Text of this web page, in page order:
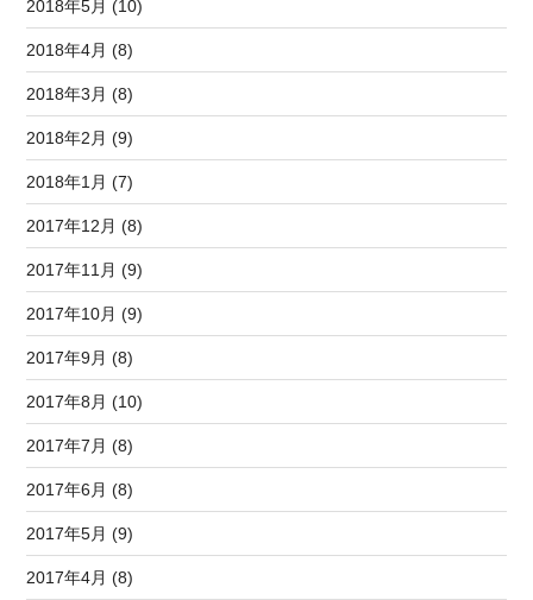
2018年5月 (10)
2018年4月 (8)
2018年3月 (8)
2018年2月 (9)
2018年1月 (7)
2017年12月 (8)
2017年11月 (9)
2017年10月 (9)
2017年9月 (8)
2017年8月 (10)
2017年7月 (8)
2017年6月 (8)
2017年5月 (9)
2017年4月 (8)